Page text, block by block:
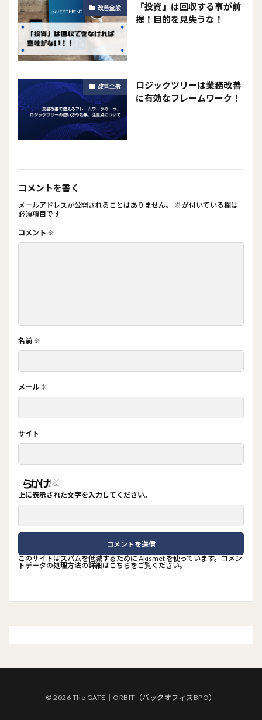
改善全般
「投資」は回収する事が前
提！目的を見失うな！
改善全般
ロジックツリーは業務改善
に有効なフレームワーク！
コメントを書く
メールアドレスが公開されることはありません。 ※ が付いている欄は
必須項目です
コメント ※
名前 ※
メール ※
サイト
上に表示された文字を入力してください。
このサイトはスパムを低減するために Akismet を使っています。 コメン
トデータの処理方法の詳細はこちらをご覧ください。
© 2026 The GATE｜ORBIT（バックオフィスBPO）